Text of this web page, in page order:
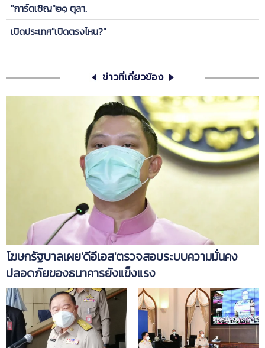
"การ์ดเชิญ"๒๑ ตุลา.
เปิดประเทศ"เปิดตรงไหน?"
ข่าวที่เกี่ยวข้อง
โฆษกรัฐบาลเผย'ดีอีเอส'ตรวจสอบระบบความมั่นคง
ปลอดภัยของธนาคารยังแข็งแรง